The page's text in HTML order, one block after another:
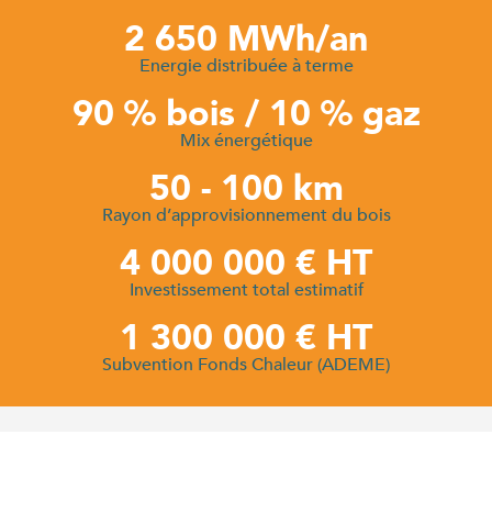
2 650 MWh/an
Energie distribuée à terme
90 % bois / 10 % gaz
Mix énergétique
50 - 100 km
Rayon d’approvisionnement du bois
4 000 000 € HT
Investissement total estimatif
1 300 000 € HT
Subvention Fonds Chaleur (ADEME)